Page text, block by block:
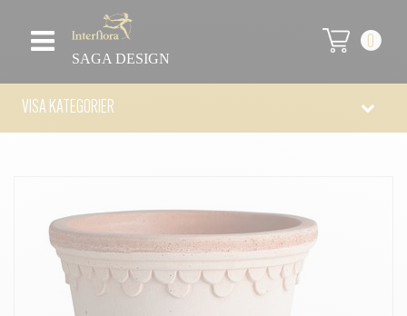
SAGA DESIGN
0
VISA KATEGORIER